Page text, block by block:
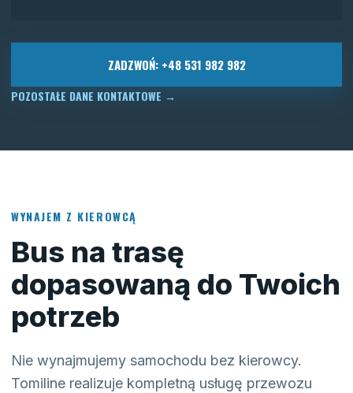
ZADZWOŃ: +48 531 982 982
POZOSTAŁE DANE KONTAKTOWE →
WYNAJEM Z KIEROWCĄ
Bus na trasę
dopasowaną do Twoich
potrzeb
Nie wynajmujemy samochodu bez kierowcy.
Tomiline realizuje kompletną usługę przewozu